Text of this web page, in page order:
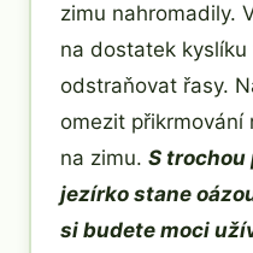
zimu nahromadily.
na dostatek
odstraňovat řasy.
omezit přikrmování
na zimu. S trochou
jezírko stane
si budete moci